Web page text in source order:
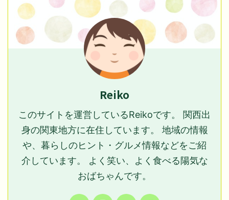
Reiko
このサイトを運営しているReikoです。 関西出
身の関東地方に在住しています。 地域の情報
や、暮らしのヒント・グルメ情報などをご紹
介しています。 よく笑い、よく食べる陽気な
おばちゃんです。